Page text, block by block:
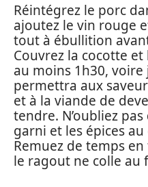
Réintégrez le porc
ajoutez le vin rouge
tout à ébullition
Couvrez la cocotte
au moins 1h30, voire
permettra aux
et à la viande de
tendre. N’oubliez
garni et les épices
Remuez de temps
le ragout ne colle au